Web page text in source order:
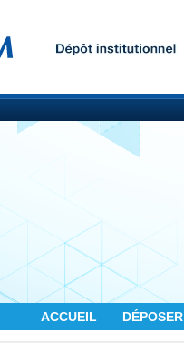
ACCUEIL DÉPOSER